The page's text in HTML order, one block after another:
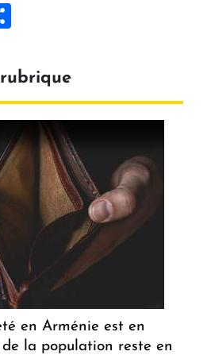
en Arménie est en
de la population reste en